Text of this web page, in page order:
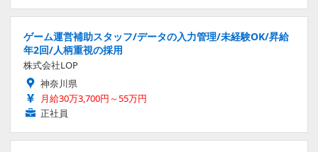
ゲーム運営補助スタッフ/データの入力管理/未経験OK/昇給
年2回/人柄重視の採用
株式会社LOP
神奈川県
月給30万3,700円～55万円
正社員